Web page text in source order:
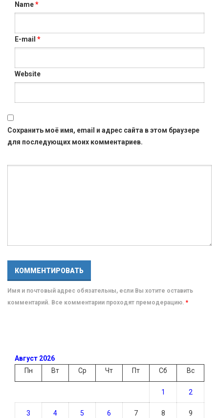
Name*
E-mail *
Website
Сохранить моё имя, email и адрес сайта в этом браузере
для последующих моих комментариев.
Имя и почтовый адрес обязательны, если Вы хотите оставить
комментарий. Все комментарии проходят премодерацию. *
Август 2026
Пн
Вт Ср Чт Пт Сб Вс
1 2
3 4 5 6 7 8 9